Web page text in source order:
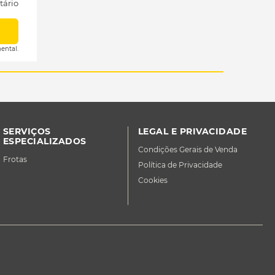
SERVIÇOS
ESPECIALIZADOS
Frotas
LEGAL E PRIVACIDADE
Condições Gerais de Venda
Política de Privacidade
Cookies